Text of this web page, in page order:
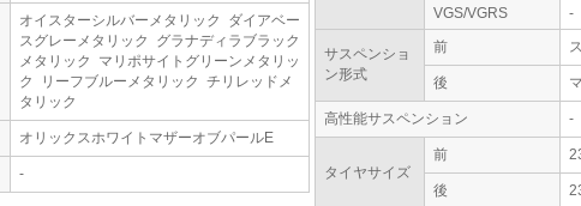
オイスターシルバーメタリック ダイアベー
スグレーメタリック グラナディラブラック
メタリック マリポサイトグリーンメタリッ
ク リーフブルーメタリック チリレッドメ
タリック
オリックスホワイトマザーオブパールE
-
VGS/VGRS -
サスペンショ
ン形式
前
後
高性能サスペンション -
タイヤサイズ
前
後